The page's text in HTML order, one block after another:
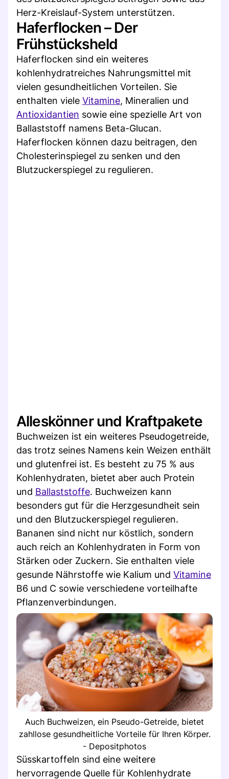
Herz-Kreislauf-System unterstützen.
Haferflocken – Der
Frühstücksheld
Haferflocken sind ein weiteres
kohlenhydratreiches Nahrungsmittel mit
vielen gesundheitlichen Vorteilen. Sie
enthalten viele Vitamine, Mineralien und
Antioxidantien sowie eine spezielle Art von
Ballaststoff namens Beta-Glucan.
Haferflocken können dazu beitragen, den
Cholesterinspiegel zu senken und den
Blutzuckerspiegel zu regulieren.
Alleskönner und Kraftpakete
Buchweizen ist ein weiteres Pseudogetreide,
das trotz seines Namens kein Weizen enthält
und glutenfrei ist. Es besteht zu 75 % aus
Kohlenhydraten, bietet aber auch Protein
und Ballaststoffe. Buchweizen kann
besonders gut für die Herzgesundheit sein
und den Blutzuckerspiegel regulieren.
Bananen sind nicht nur köstlich, sondern
auch reich an Kohlenhydraten in Form von
Stärken oder Zuckern. Sie enthalten viele
gesunde Nährstoffe wie Kalium und Vitamine
B6 und C sowie verschiedene vorteilhafte
Pflanzenverbindungen.
Auch Buchweizen, ein Pseudo-Getreide, bietet
zahllose gesundheitliche Vorteile für Ihren Körper.
- Depositphotos
Süsskartoffeln sind eine weitere
hervorragende Quelle für Kohlenhydrate